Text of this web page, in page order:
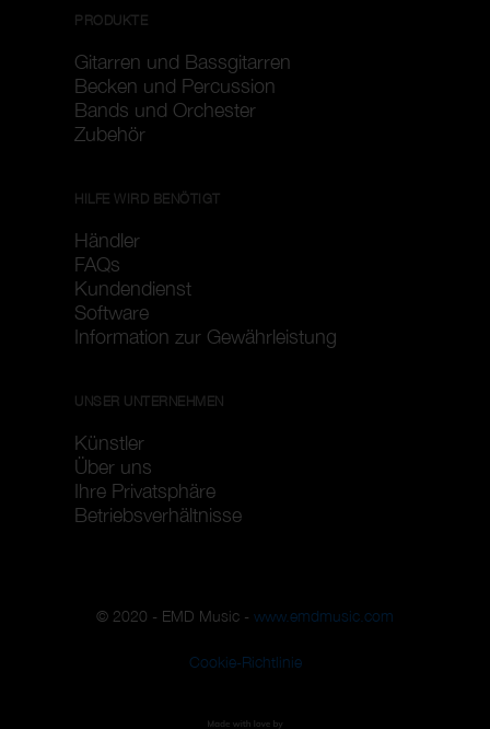
PRODUKTE
Gitarren und Bassgitarren
Becken und Percussion
Bands und Orchester
Zubehör
HILFE WIRD BENÖTIGT
Händler
FAQs
Kundendienst
Software
Information zur Gewährleistung
UNSER UNTERNEHMEN
Künstler
Über uns
Ihre Privatsphäre
Betriebsverhältnisse
© 2020 - EMD Music - www.emdmusic.com
Cookie-Richtlinie